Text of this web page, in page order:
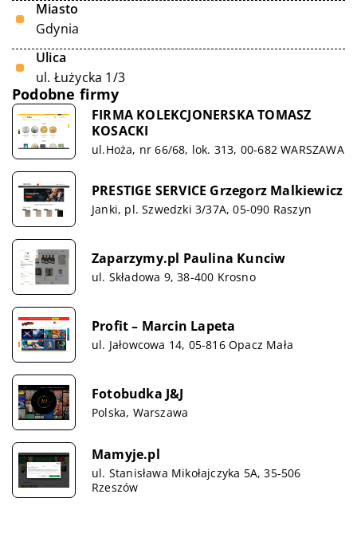
Miasto
Gdynia
Ulica
ul. Łużycka 1/3
Podobne firmy
FIRMA KOLEKCJONERSKA TOMASZ
KOSACKI
ul.Hoża, nr 66/68, lok. 313, 00-682 WARSZAWA
PRESTIGE SERVICE Grzegorz Malkiewicz
Janki, pl. Szwedzki 3/37A, 05-090 Raszyn
Zaparzymy.pl Paulina Kunciw
ul. Składowa 9, 38-400 Krosno
Profit – Marcin Lapeta
ul. Jałowcowa 14, 05-816 Opacz Mała
Fotobudka J&J
Polska, Warszawa
Mamyje.pl
ul. Stanisława Mikołajczyka 5A, 35-506
Rzeszów